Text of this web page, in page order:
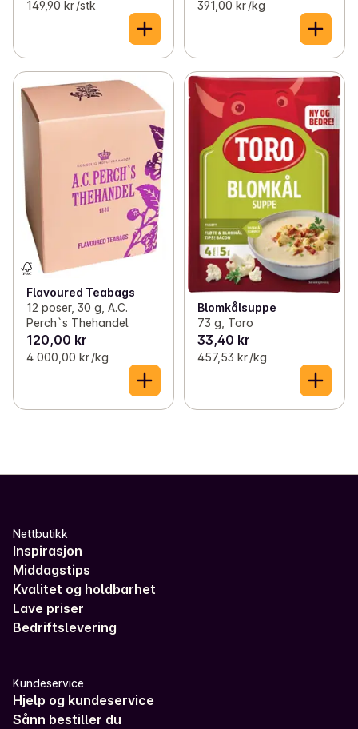
149,90 kr /stk 391,00 kr /kg
Flavoured Teabags
12 poser, 30 g, A.C.
Perch`s Thehandel
120,00 kr
4 000,00 kr /kg
Blomkålsuppe
73 g, Toro
33,40 kr
457,53 kr /kg
Nettbutikk
Inspirasjon
Middagstips
Kvalitet og holdbarhet
Lave priser
Bedriftslevering
Kundeservice
Hjelp og kundeservice
Sånn bestiller du